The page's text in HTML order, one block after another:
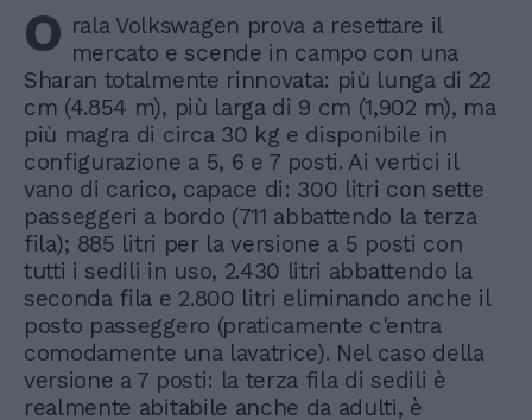
O rala Volkswagen prova a resettare il
mercato e scende in campo con una
Sharan totalmente rinnovata: più lunga di 22
cm (4.854 m), più larga di 9 cm (1,902 m), ma
più magra di circa 30 kg e disponibile in
configurazione a 5, 6 e 7 posti. Ai vertici il
vano di carico, capace di: 300 litri con sette
passeggeri a bordo (711 abbattendo la terza
fila); 885 litri per la versione a 5 posti con
tutti i sedili in uso, 2.430 litri abbattendo la
seconda fila e 2.800 litri eliminando anche il
posto passeggero (praticamente c'entra
comodamente una lavatrice). Nel caso della
versione a 7 posti: la terza fila di sedili è
realmente abitabile anche da adulti, è